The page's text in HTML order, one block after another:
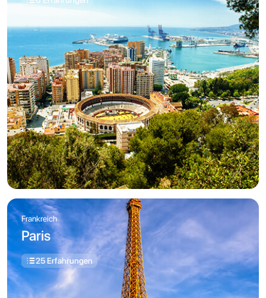
Frankreich
Paris
25 Erfahrungen